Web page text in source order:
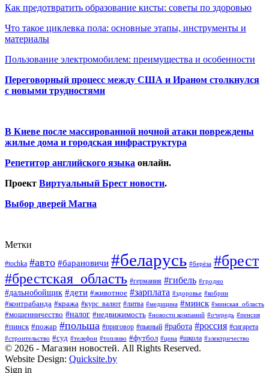
Как предотвратить образование кисты: советы по здоровью
Что такое циклевка пола: основные этапы, инструменты и
материалы
Пользование электромобилем: преимущества и особенности
Переговорный процесс между США и Ираном столкнулся
с новыми трудностями
В Киеве после массированной ночной атаки повреждены
жилые дома и городская инфраструктура
Репетитор английского языка онлайн.
Проект Виртуальный Брест новости.
Выбор дверей Магна
Метки
#tochka #авто #барановичи #беларусь #берёза #брест
#брестская_область #германия #гибель #гродно
#дальнобойщик #дети #животное #зарплата #здоровье #кобрин
#контрабанда #кража #курс_валют #литва #медицина #минск #минская_область
#мошенничество #налог #недвижимость #новости компаний #очередь #пенсия
#пинск #пожар #польша #приговор #пьяный #работа #россия #сигарета
#строительство #суд #телефон #топливо #футбол #цена #школа #электричество
© 2026 - Магазин новостей. All Rights Reserved.
Website Design: Quicksite.by
Sign in